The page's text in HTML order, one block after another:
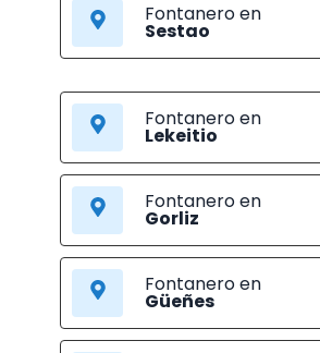
Fontanero en
Sestao
Fontanero en
Lekeitio
Fontanero en
Gorliz
Fontanero en
Güeñes